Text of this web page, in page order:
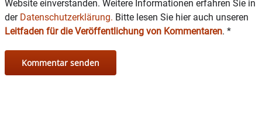
Eine Anmeldung ist nicht nötig.
auch kostenlos Kaffee und Kuchen.
Website einverstanden. Weitere Informationen erfahren Sie in
der Datenschutzerklärung. Bitte lesen Sie hier auch unseren
Leitfaden für die Veröffentlichung von Kommentaren. *